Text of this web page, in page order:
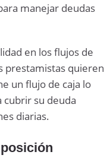
manejar deudas
en los flujos de
prestamistas quieren
un flujo de caja lo
su deuda
diarias.